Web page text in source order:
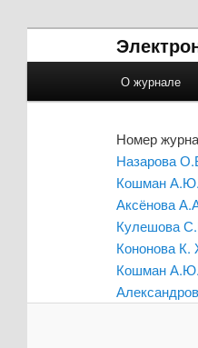
Skip to
Skip to
О журнале
Номер
Назарова
Кошман А.Ю.
Аксёнова
Кулешова
Кононова К.
Кошман А.Ю.